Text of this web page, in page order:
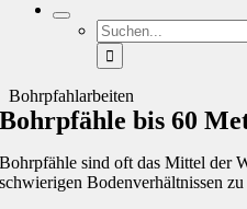
Suche
nach:
Bohrpfahlarbeiten
Bohrpfähle bis 60
Bohrpfähle sind oft das Mittel der
schwierigen Bodenverhältnissen zu